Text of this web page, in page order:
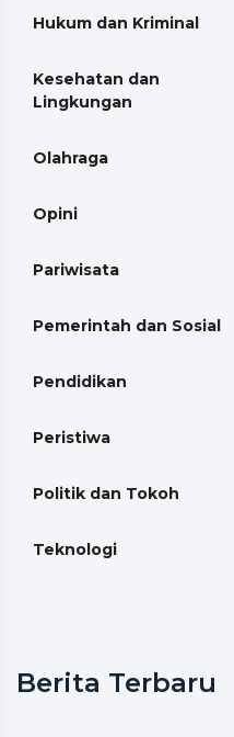
Hukum dan Kriminal
Kesehatan dan
Lingkungan
Olahraga
Opini
Pariwisata
Pemerintah dan Sosial
Pendidikan
Peristiwa
Politik dan Tokoh
Teknologi
Berita Terbaru